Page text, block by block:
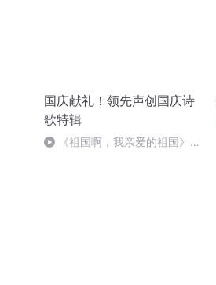
国庆献礼！领先声创国庆诗
歌特辑
《祖国啊，我亲爱的祖国》温